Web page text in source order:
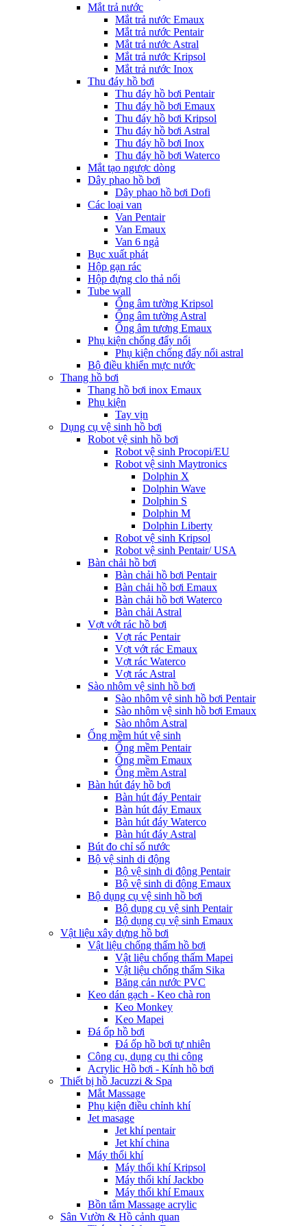
Mắt trả nước
Mắt trả nước Emaux
Mắt trả nước Pentair
Mắt trả nước Astral
Mắt trả nước Kripsol
Mắt trả nước Inox
Thu đáy hồ bơi
Thu đáy hồ bơi Pentair
Thu đáy hồ bơi Emaux
Thu đáy hồ bơi Kripsol
Thu đáy hồ bơi Astral
Thu đáy hồ bơi Inox
Thu đáy hồ bơi Waterco
Mắt tạo ngược dòng
Dây phao hồ bơi
Dây phao hồ bơi Dofi
Các loại van
Van Pentair
Van Emaux
Van 6 ngả
Bục xuất phát
Hộp gạn rác
Hộp đựng clo thả nổi
Tube wall
Ống âm tường Kripsol
Ống âm tường Astral
Ống âm tương Emaux
Phụ kiện chống đẩy nổi
Phụ kiện chống đẩy nổi astral
Bộ điều khiển mực nước
Thang hồ bơi
Thang hồ bơi inox Emaux
Phụ kiện
Tay vịn
Dụng cụ vệ sinh hồ bơi
Robot vệ sinh hồ bơi
Robot vệ sinh Procopi/EU
Robot vệ sinh Maytronics
Dolphin X
Dolphin Wave
Dolphin S
Dolphin M
Dolphin Liberty
Robot vệ sinh Kripsol
Robot vệ sinh Pentair/ USA
Bàn chải hồ bơi
Bàn chải hồ bơi Pentair
Bàn chải hồ bơi Emaux
Bàn chải hồ bơi Waterco
Bàn chải Astral
Vợt vớt rác hồ bơi
Vợt rác Pentair
Vợt vớt rác Emaux
Vợt rác Waterco
Vợt rác Astral
Sào nhôm vệ sinh hồ bơi
Sào nhôm vệ sinh hồ bơi Pentair
Sào nhôm vệ sinh hồ bơi Emaux
Sào nhôm Astral
Ống mềm hút vệ sinh
Ống mềm Pentair
Ống mềm Emaux
Ống mềm Astral
Bàn hút đáy hồ bơi
Bàn hút đáy Pentair
Bàn hút đáy Emaux
Bàn hút đáy Waterco
Bàn hút đáy Astral
Bút đo chỉ số nước
Bộ vệ sinh di động
Bộ vệ sinh di động Pentair
Bộ vệ sinh di động Emaux
Bộ dụng cụ vệ sinh hồ bơi
Bộ dụng cụ vệ sinh Pentair
Bộ dụng cụ vệ sinh Emaux
Vật liệu xây dựng hồ bơi
Vật liệu chống thấm hồ bơi
Vật liệu chống thấm Mapei
Vật liệu chống thấm Sika
Băng cản nước PVC
Keo dán gạch - Keo chà ron
Keo Monkey
Keo Mapei
Đá ốp hồ bơi
Đá ốp hồ bơi tự nhiên
Công cụ, dụng cụ thi công
Acrylic Hồ bơi - Kính hồ bơi
Thiết bị hồ Jacuzzi & Spa
Mắt Massage
Phụ kiện điều chỉnh khí
Jet masage
Jet khí pentair
Jet khí china
Máy thổi khí
Máy thổi khí Kripsol
Máy thổi khí Jackbo
Máy thổi khí Emaux
Bồn tắm Massage acrylic
Sân Vườn & Hồ cảnh quan